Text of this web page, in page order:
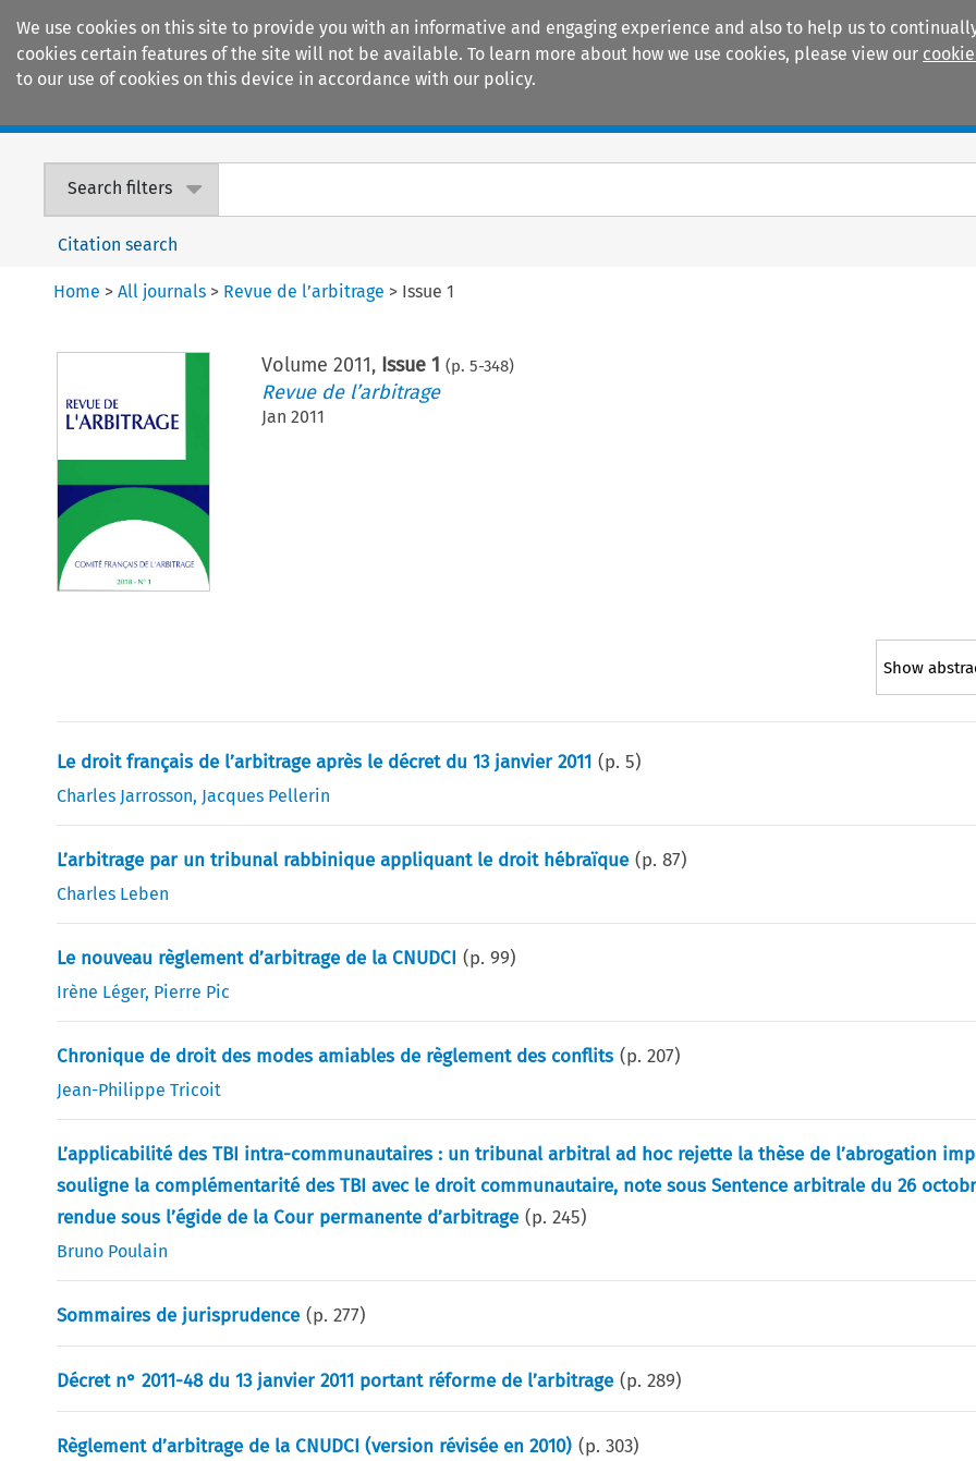
We use cookies on this site to provide you with an informative and engaging experience and also to help us to
cookies certain features of the site will not be available. To learn more about how we use cookies, please view our
to our use of cookies on this device in accordance with our policy.
Search filters
Citation search
Home >All journals > Revue de l’arbitrage > Issue 1
Volume 2011, Issue 1 (p. 5-348)
Revue de l’arbitrage
Jan 2011
Show
Le droit français de l’arbitrage après le décret du 13 janvier 2011 (p.5)
Charles Jarrosson, Jacques Pellerin
L’arbitrage par un tribunal rabbinique appliquant le droit hébraïque (p.87)
Charles Leben
Le nouveau règlement d’arbitrage de la CNUDCI (p.99)
Irène Léger, Pierre Pic
Chronique de droit des modes amiables de règlement des conflits (p.207)
Jean-Philippe Tricoit
L’applicabilité des TBI intra-communautaires : un tribunal arbitral ad hoc rejette la thèse de l’abrogation
souligne la complémentarité des TBI avec le droit communautaire, note sous Sentence arbitrale du 26
rendue sous l’égide de la Cour permanente d’arbitrage (p.245)
Bruno Poulain
Sommaires de jurisprudence (p.277)
Décret n° 2011-48 du 13 janvier 2011 portant réforme de l’arbitrage (p.289)
Règlement d’arbitrage de la CNUDCI (version révisée en 2010) (p.303)